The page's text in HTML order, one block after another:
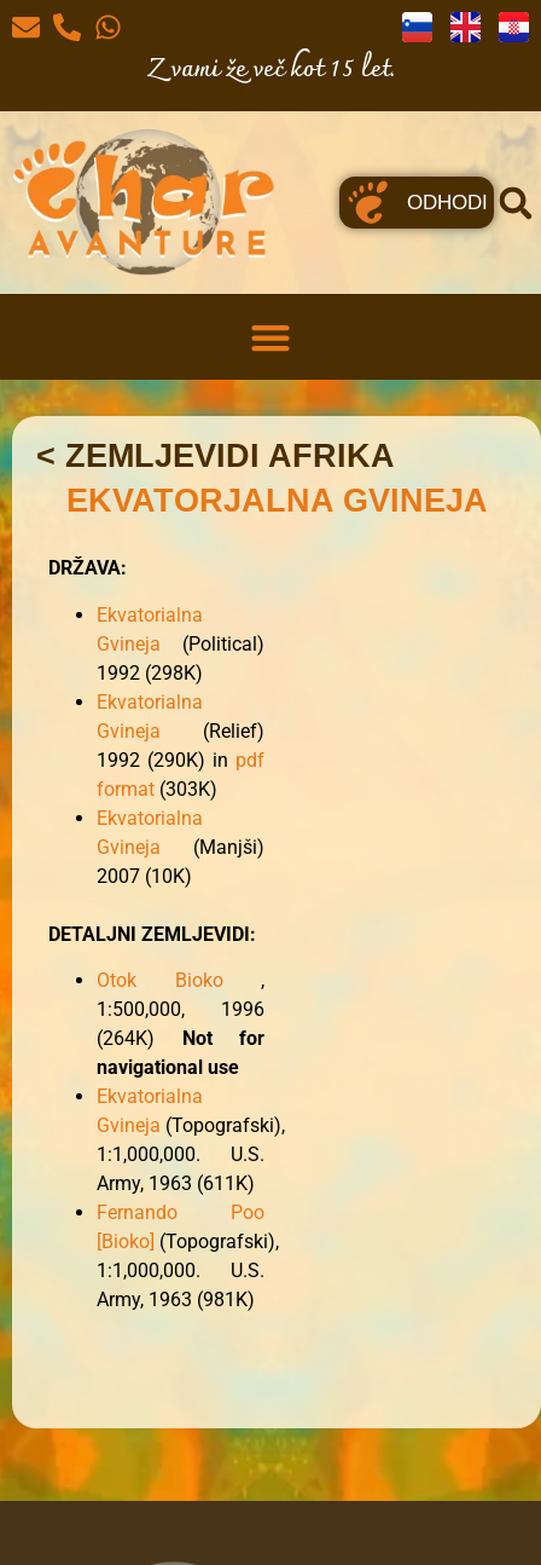
Z vami že več kot 15 let.
ODHODI
< ZEMLJEVIDI AFRIKA
EKVATORJALNA GVINEJA
DRŽAVA:
Ekvatorialna
Gvineja (Political)
1992 (298K)
Ekvatorialna
Gvineja (Relief)
1992 (290K) in pdf
format (303K)
Ekvatorialna
Gvineja (Manjši)
2007 (10K)
DETALJNI ZEMLJEVIDI:
Otok Bioko ,
1:500,000, 1996
(264K) Not for
navigational use
Ekvatorialna
Gvineja (Topografski),
1:1,000,000. U.S.
Army, 1963 (611K)
Fernando Poo
[Bioko] (Topografski),
1:1,000,000. U.S.
Army, 1963 (981K)